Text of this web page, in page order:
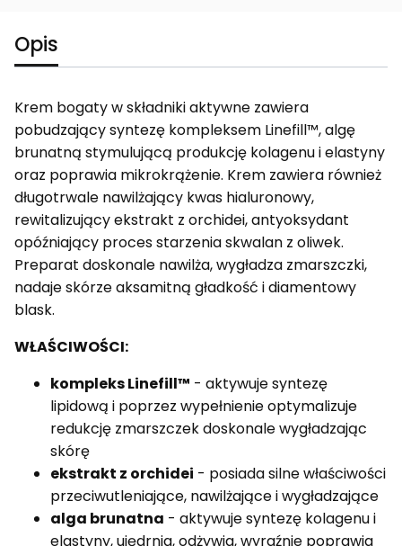
Opis
Krem bogaty w składniki aktywne zawiera
pobudzający syntezę kompleksem Linefill™, algę
brunatną stymulującą produkcję kolagenu i elastyny
oraz poprawia mikrokrążenie. Krem zawiera również
długotrwale nawilżający kwas hialuronowy,
rewitalizujący ekstrakt z orchidei, antyoksydant
opóźniający proces starzenia skwalan z oliwek.
Preparat doskonale nawilża, wygładza zmarszczki,
nadaje skórze aksamitną gładkość i diamentowy
blask.
WŁAŚCIWOŚCI:
kompleks Linefill™ - aktywuje syntezę
lipidową i poprzez wypełnienie optymalizuje
redukcję zmarszczek doskonale wygładzając
skórę
ekstrakt z orchidei - posiada silne właściwości
przeciwutleniające, nawilżające i wygładzające
alga brunatna - aktywuje syntezę kolagenu i
elastyny, ujędrnia, odżywia, wyraźnie poprawia